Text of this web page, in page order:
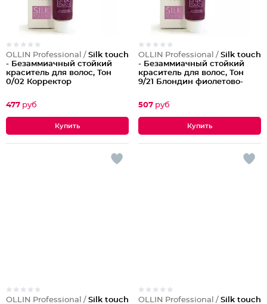
OLLIN Professional / Silk touch
- Безаммиачный стойкий
краситель для волос, Тон
0/02 Корректор
477 руб
OLLIN Professional / Silk touch
- Безаммиачный стойкий
краситель для волос, Тон
9/21 Блондин фиолетово-
507 руб
OLLIN Professional / Silk touch OLLIN Professional / Silk touch